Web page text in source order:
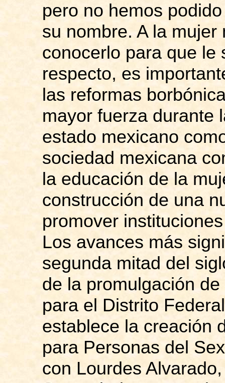
pero no hemos
su nombre. A la
conocerlo para que le
respecto, es
las reformas
mayor fuerza durante
estado mexicano
sociedad mexicana
la educación de la
construcción de una
promover
Los avances más
segunda mitad del
de la promulgación
para el Distrito
establece la creación
para Personas del
con Lourdes